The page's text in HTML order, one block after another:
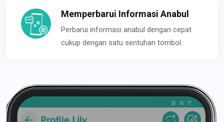
Memperbarui Informasi Anabul
Perbarui informasi anabul dengan cepat
cukup dengan satu sentuhan tombol.